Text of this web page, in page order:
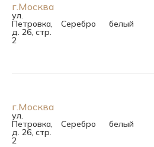
г.Москва
ул.
Петровка,
д. 26, стр.
2
Серебро белый
г.Москва
ул.
Петровка,
д. 26, стр.
2
Серебро белый